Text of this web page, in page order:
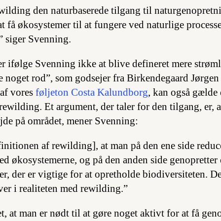
den naturbaserede tilgang til
få økosystemer til at fungere ved naturlige
siger Svenning.
ifølge Svenning ikke at blive defineret mere
noget rod”, som godsejer fra Birkendegaard
vores føljeton Costa Kalundborg, kan også gælde
Et argument, der taler for den tilgang, er,
på området, mener Svenning:
af rewilding], at man på den ene side
økosystemerne, og på den anden side
der er vigtige for at opretholde biodiversiteten.
i realiteten med rewilding.”
at man er nødt til at gøre noget aktivt for at få